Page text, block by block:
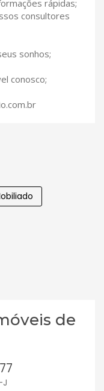
rápidas;
consultores
sonhos;
conosco;
de
J